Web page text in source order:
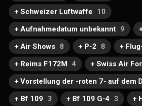
+ Schweizer Luftwaffe
10
+ Aufnahmedatum unbekannt 9
+ Air Shows 8 + P-2 8 +
+ Reims F172M 4 + Swiss Air
+ Vorstellung der -roten 7- auf dem
+ Bf 109
3 + Bf 109 G-4 3 +